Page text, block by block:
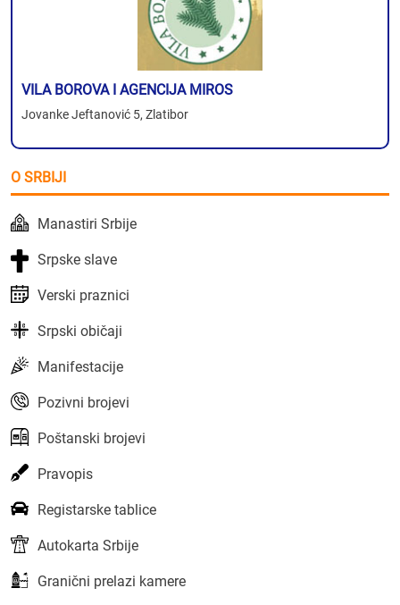
VILA BOROVA I AGENCIJA MIROS
Jovanke Jeftanović 5, Zlatibor
O SRBIJI
Manastiri Srbije
Srpske slave
Verski praznici
Srpski običaji
Manifestacije
Pozivni brojevi
Poštanski brojevi
Pravopis
Registarske tablice
Autokarta Srbije
Granični prelazi kamere